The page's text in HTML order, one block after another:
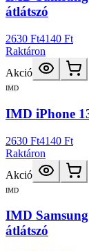
átlátszó
2630 Ft4140 Ft
Raktáron
Akció
IMD
IMD iPhone
2630 Ft4140 Ft
Raktáron
Akció
IMD
IMD
átlátszó